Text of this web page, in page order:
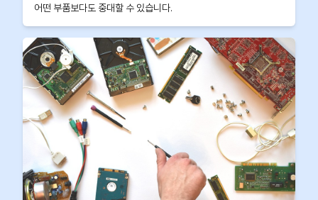
어떤 부품보다도 중대할 수 있습니다.